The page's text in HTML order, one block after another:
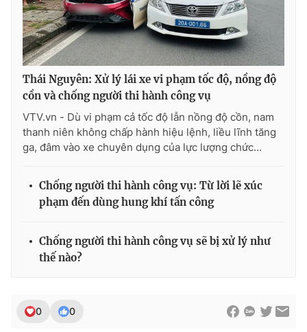
Ðiện thoại Thời báo VTV:024.66 897 897
Email:toasoan@vtv.vn
Liên hệ quảng cáo:024-7300.7108
® Cấm sao chép dưới mọi hình thức nếu không có sự chấp
thuận bằng văn bản. Ghi rõ nguồn VTV.vn khi phát hành lại
Thái Nguyên: Xử lý lái xe vi phạm tốc độ, nồng độ
cồn và chống người thi hành công vụ
VTV.vn - Dù vi phạm cả tốc độ lẫn nồng độ cồn, nam
thanh niên không chấp hành hiệu lệnh, liều lĩnh tăng
ga, đâm vào xe chuyên dụng của lực lượng chức...
Chống người thi hành công vụ: Từ lời lẽ xúc
phạm đến dùng hung khí tấn công
Chống người thi hành công vụ sẽ bị xử lý như
thế nào?
0 0